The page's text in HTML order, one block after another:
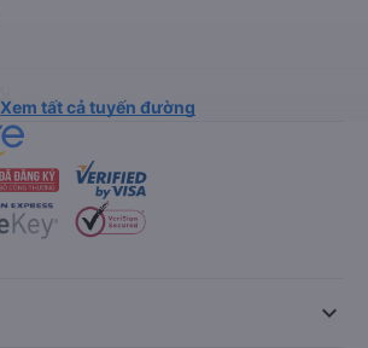
Xem tất cả tuyến đường
keyboard_arrow_down